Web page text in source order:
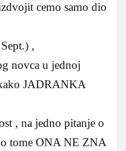
cemo samo dio
,
novca u jednoj
JADRANKA
, na jedno pitanje o
tome ONA NE ZNA